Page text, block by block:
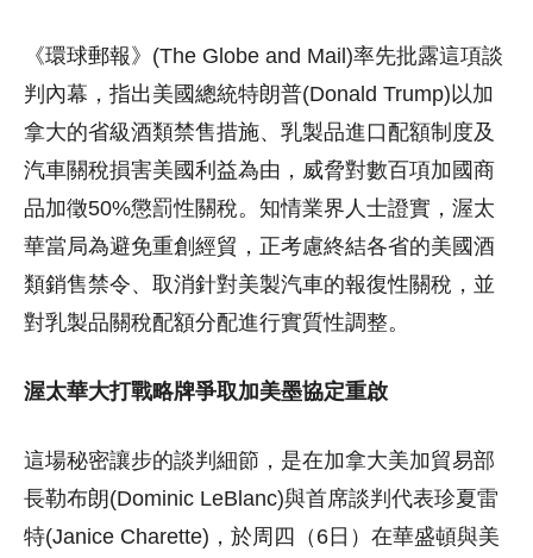
《環球郵報》(The Globe and Mail)率先批露這項談
判內幕，指出美國總統特朗普(Donald Trump)以加
拿大的省級酒類禁售措施、乳製品進口配額制度及
汽車關稅損害美國利益為由，威脅對數百項加國商
品加徵50%懲罰性關稅。知情業界人士證實，渥太
華當局為避免重創經貿，正考慮終結各省的美國酒
類銷售禁令、取消針對美製汽車的報復性關稅，並
對乳製品關稅配額分配進行實質性調整。
渥太華大打戰略牌爭取加美墨協定重啟
這場秘密讓步的談判細節，是在加拿大美加貿易部
長勒布朗(Dominic LeBlanc)與首席談判代表珍夏雷
特(Janice Charette)，於周四（6日）在華盛頓與美